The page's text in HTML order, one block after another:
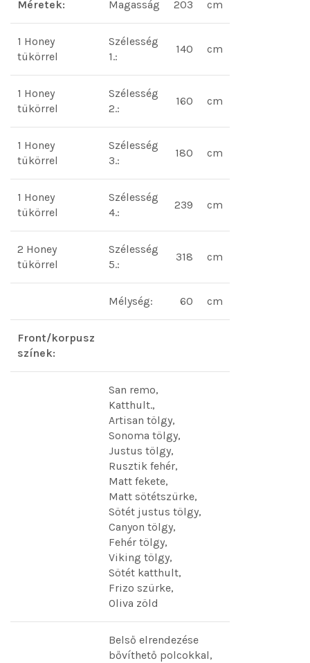
Méretek: Magasság 203 cm
1 Honey
tükörrel
Szélesség
1.:
140 cm
1 Honey
tükörrel
Szélesség
2.:
160 cm
1 Honey
tükörrel
Szélesség
3.:
180 cm
1 Honey
tükörrel
Szélesség
4.:
239 cm
2 Honey
tükörrel
Szélesség
5.:
318 cm
Mélység: 60 cm
Front/korpusz
színek:
San remo,
Katthult.,
Artisan tölgy,
Sonoma tölgy,
Justus tölgy,
Rusztik fehér,
Matt fekete,
Matt sötétszürke,
Sötét justus tölgy,
Canyon tölgy,
Fehér tölgy,
Viking tölgy,
Sötét katthult,
Frizo szürke,
Oliva zöld
Belső elrendezése
bővíthető polcokkal,